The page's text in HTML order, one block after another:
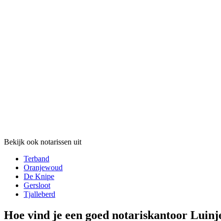
Bekijk ook notarissen uit
Terband
Oranjewoud
De Knipe
Gersloot
Tjalleberd
Hoe vind je een goed notariskantoor